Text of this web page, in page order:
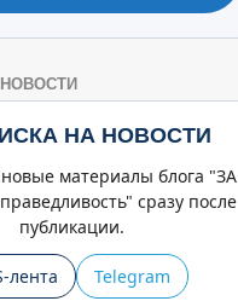
НА НОВОСТИ
материалы блога "ЗА
сразу после
публикации.
лента Telegram